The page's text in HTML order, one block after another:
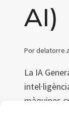
AI)
Por
La IA
màquines
imatges i